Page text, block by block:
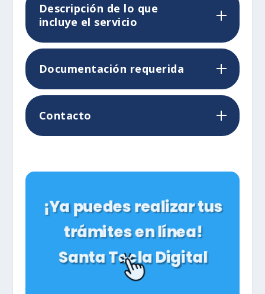
Descripción de lo que
incluye el servicio
Documentación requerida
Contacto
¡Ya puedes realizar tus
trámites en línea!
Santa Tecla Digital